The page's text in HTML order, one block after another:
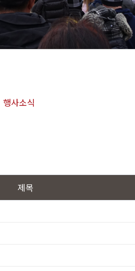
행사소식
제목